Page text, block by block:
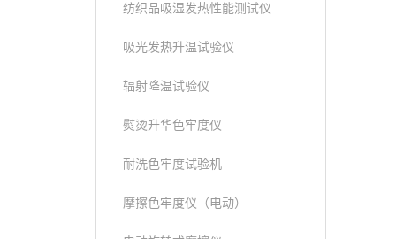
纺织品吸湿发热性能测试仪
吸光发热升温试验仪
辐射降温试验仪
熨烫升华色牢度仪
耐洗色牢度试验机
摩擦色牢度仪（电动）